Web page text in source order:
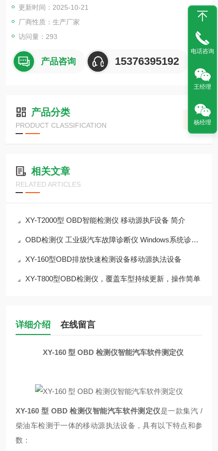
更新时间：2025-10-21
厂商性质：生产厂家
访问量：293
产品咨询 15376395192
产品分类
PRODUCT CLASSIFICATION
相关文章
RELATED ARTICLES
XY-T2000型 OBD智能检测仪 移动源执F设备 简介
OBD检测仪 工业级汽车故障诊断仪 Windows系统诊断仪
XY-160型OBD排放快速检测设备移动源执法设备
XY-T800型OBD检测仪，覆盖车型持续更新，操作简单
详细介绍 在线留言
XY-160 型 OBD 检测仪智能汽车软件测定仪
XY-160 型 OBD 检测仪智能汽车软件测定仪是一款集汽 /
柴油车检测于一体的移动源执法设备，具有以下特点和参
数：
电话咨询
王经理
杨经理